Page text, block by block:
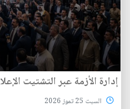
إدارة الأزمة عبر التشتيت
السبت 25 تموز 2026